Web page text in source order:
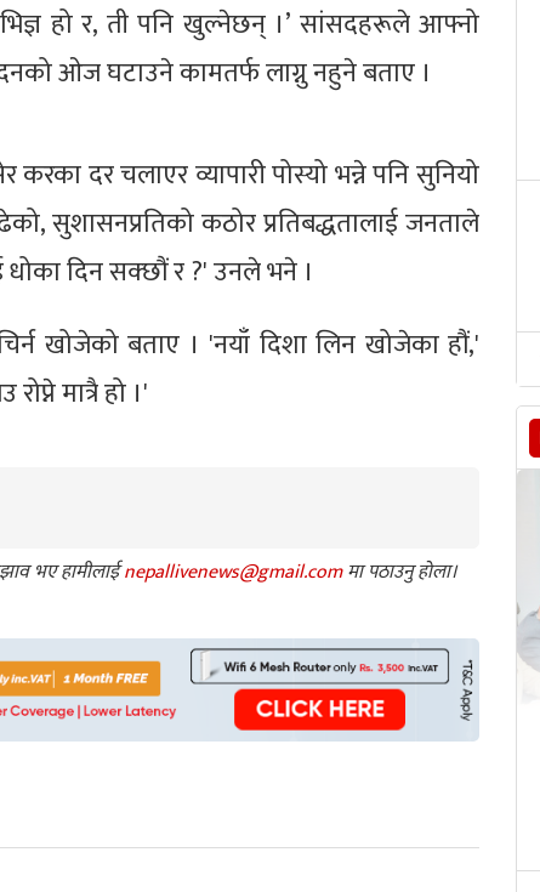
हो र, ती पनि खुल्नेछन् ।’ सांसदहरूले आफ्नो
ओज घटाउने कामतर्फ लाग्नु नहुने बताए ।
दर चलाएर व्यापारी पोस्यो भन्ने पनि सुनियो
सुशासनप्रतिको कठोर प्रतिबद्धतालाई जनताले
दिन सक्छौं र ?' उनले भने ।
खोजेको बताए । 'नयाँ दिशा लिन खोजेका हौं,'
मात्रै हो ।'
भए हामीलाईnepallivenews@gmail.comमा पठाउनु होला।